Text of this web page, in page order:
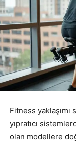
Fitness
yıpratıcı
olan modellere